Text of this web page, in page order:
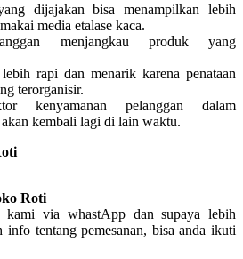
dijajakan bisa menampilkan lebih
media etalase kaca.
menjangkau produk yang
rapi dan menarik karena penataan
terorganisir.
kenyamanan pelanggan dalam
kembali lagi di lain waktu.
Roti
kami via whastApp dan supaya lebih
info tentang pemesanan, bisa anda ikuti